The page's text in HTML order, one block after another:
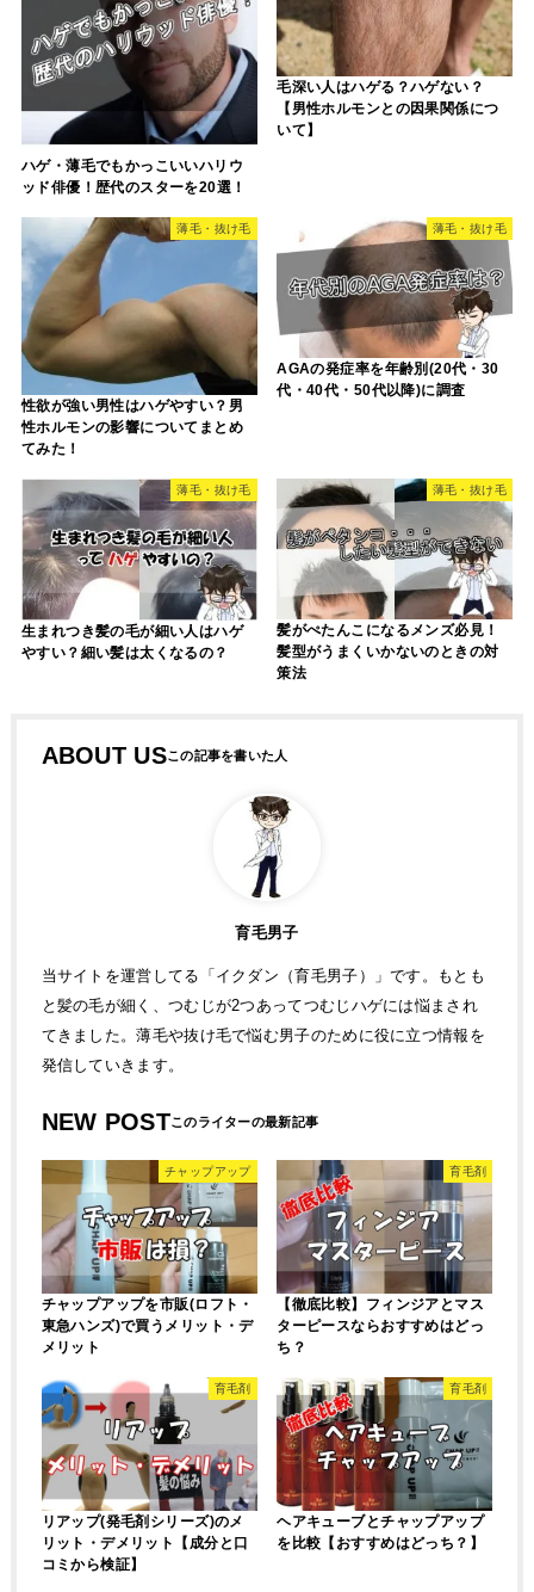
ハゲ・薄毛でもかっこいいハリウ
ッド俳優！歴代のスターを20選！
毛深い人はハゲる？ハゲない？
【男性ホルモンとの因果関係につ
いて】
薄毛・抜け毛
性欲が強い男性はハゲやすい？男
性ホルモンの影響についてまとめ
てみた！
薄毛・抜け毛
AGAの発症率を年齢別(20代・30
代・40代・50代以降)に調査
薄毛・抜け毛
生まれつき髪の毛が細い人はハゲ
やすい？細い髪は太くなるの？
薄毛・抜け毛
髪がぺたんこになるメンズ必見！
髪型がうまくいかないのときの対
策法
ABOUT US
育毛男子
当サイトを運営してる「イクダン（育毛男子）」です。もとも
と髪の毛が細く、つむじが2つあってつむじハゲには悩まされ
てきました。薄毛や抜け毛で悩む男子のために役に立つ情報を
発信していきます。
NEW POST
チャップアップ
チャップアップを市販(ロフト・
東急ハンズ)で買うメリット・デ
メリット
育毛剤
【徹底比較】フィンジアとマス
ターピースならおすすめはどっ
ち？
育毛剤
リアップ(発毛剤シリーズ)のメ
リット・デメリット【成分と口
コミから検証】
育毛剤
ヘアキューブとチャップアップ
を比較【おすすめはどっち？】